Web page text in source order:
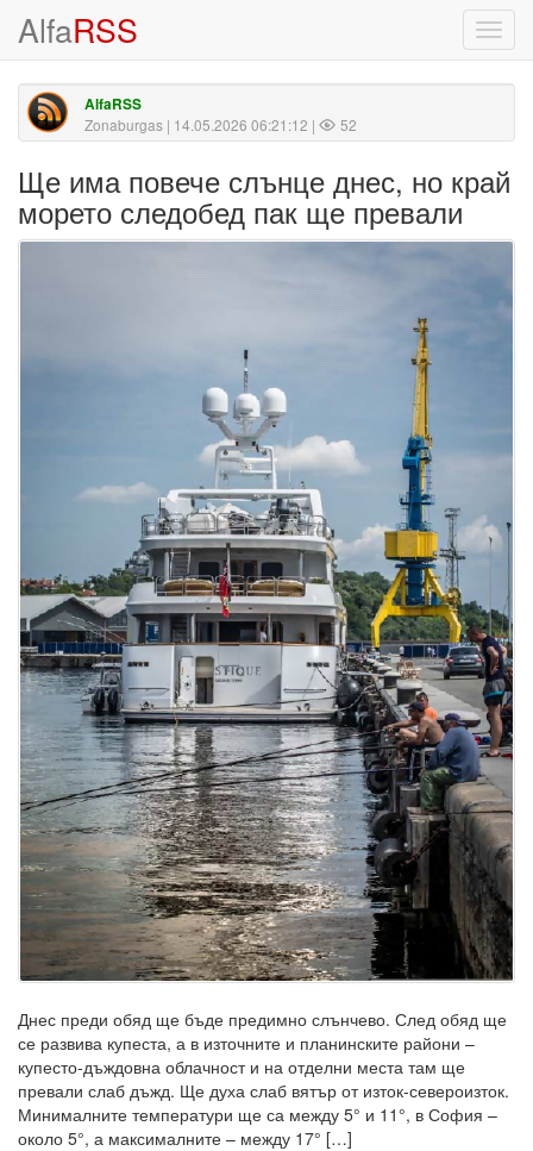
AlfaRSS
AlfaRSS
Zonaburgas | 14.05.2026 06:21:12 | 52
Ще има повече слънце днес, но край
морето следобед пак ще превали
Днес преди обяд ще бъде предимно слънчево. След обяд ще
се развива купеста, а в източните и планинските райони –
купесто-дъждовна облачност и на отделни места там ще
превали слаб дъжд. Ще духа слаб вятър от изток-североизток.
Минималните температури ще са между 5° и 11°, в София –
около 5°, а максималните – между 17° […]